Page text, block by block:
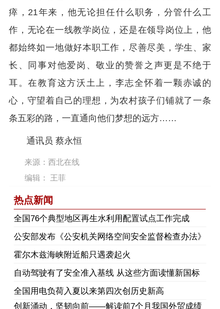
瘁，21年来，他无论担任什么职务，分管什么工
作，无论在一线教学岗位，还是在领导岗位上，他
都始终如一地做好本职工作，尽善尽美，学生、家
长、同事对他爱岗、敬业的赞誉之声更是不绝于
耳。在教育这方沃土上，李志全怀着一颗赤诚的
心，守望着自己的理想，为农村孩子们铺就了一条
条五彩的路，一直通向他们梦想的远方……
通讯员 蔡永恒
来源：西北在线
编辑： 王菲
热点新闻
​全国76个典型地区再生水利用配置试点工作完成
公安部发布《公安机关网络空间安全监督检查办法》
霍尔木兹海峡附近船只遇袭起火
自动驾驶有了安全准入基线 从这些方面读懂新国标
全国用电负荷入夏以来第四次创历史新高
创新涌动，坚韧向前——解读前7个月我国外贸成绩